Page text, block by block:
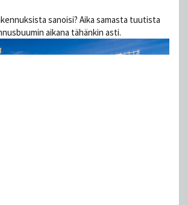
sanoisi? Aika samasta tuutista
aikana tähänkin asti.